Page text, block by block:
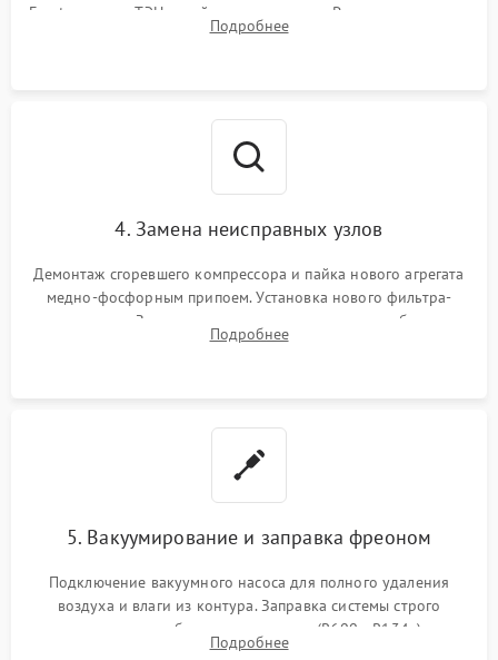
Frost, включая ТЭН оттайки и вентилятор. Ремонт или замена
платы управления при сбоях алгоритмов.
Подробнее
4. Замена неисправных узлов
Демонтаж сгоревшего компрессора и пайка нового агрегата
медно-фосфорным припоем. Установка нового фильтра-
осушителя. Замена изношенных вентиляторов обдува,
сломанных заслонок или поврежденных дверных петель.
Подробнее
5. Вакуумирование и заправка фреоном
Подключение вакуумного насоса для полного удаления
воздуха и влаги из контура. Заправка системы строго
дозированным объемом хладагента (R600a, R134a) по
электронным весам. Контроль рабочего давления в системе.
Подробнее